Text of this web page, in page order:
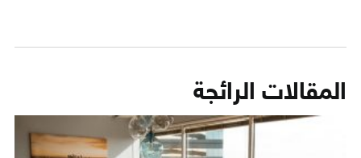
المقالات الرائجة